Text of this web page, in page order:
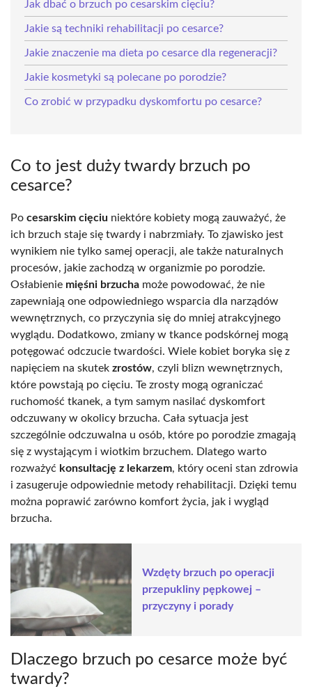
Jak dbać o brzuch po cesarskim cięciu?
Jakie są techniki rehabilitacji po cesarce?
Jakie znaczenie ma dieta po cesarce dla regeneracji?
Jakie kosmetyki są polecane po porodzie?
Co zrobić w przypadku dyskomfortu po cesarce?
Co to jest duży twardy brzuch po
cesarce?
Po cesarskim cięciu niektóre kobiety mogą zauważyć, że
ich brzuch staje się twardy i nabrzmiały. To zjawisko jest
wynikiem nie tylko samej operacji, ale także naturalnych
procesów, jakie zachodzą w organizmie po porodzie.
Osłabienie mięśni brzucha może powodować, że nie
zapewniają one odpowiedniego wsparcia dla narządów
wewnętrznych, co przyczynia się do mniej atrakcyjnego
wyglądu. Dodatkowo, zmiany w tkance podskórnej mogą
potęgować odczucie twardości. Wiele kobiet boryka się z
napięciem na skutek zrostów, czyli blizn wewnętrznych,
które powstają po cięciu. Te zrosty mogą ograniczać
ruchomość tkanek, a tym samym nasilać dyskomfort
odczuwany w okolicy brzucha. Cała sytuacja jest
szczególnie odczuwalna u osób, które po porodzie zmagają
się z wystającym i wiotkim brzuchem. Dlatego warto
rozważyć konsultację z lekarzem, który oceni stan zdrowia
i zasugeruje odpowiednie metody rehabilitacji. Dzięki temu
można poprawić zarówno komfort życia, jak i wygląd
brzucha.
Wzdęty brzuch po operacji
przepukliny pępkowej –
przyczyny i porady
Dlaczego brzuch po cesarce może być
twardy?